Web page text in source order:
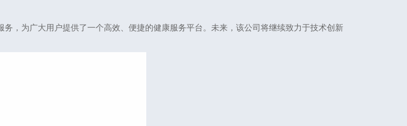
，为广大用户提供了一个高效、便捷的健康服务平台。未来，该公司将继续致力于技术创新